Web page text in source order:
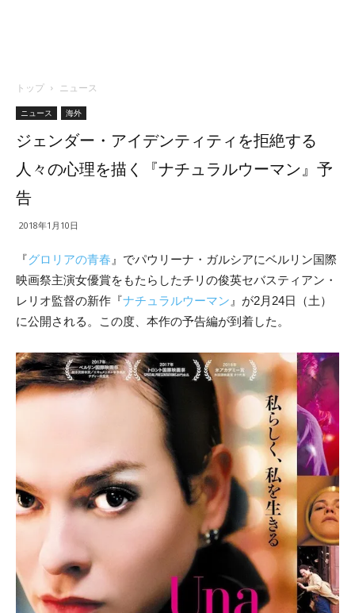
トップ ニュース
ニュース 海外
ジェンダー・アイデンティティを拒絶する
人々の心理を描く『ナチュラルウーマン』予
告
2018年1月10日
『グロリアの青春 』でパウリーナ・ガルシアにベルリン国際
映画祭主演女優賞をもたらしたチリの俊英セバスティアン・
レリオ監督の新作 『ナチュラルウーマン 』 が2月24日（土）
に公開される。この度、本作の予告編が到着した。